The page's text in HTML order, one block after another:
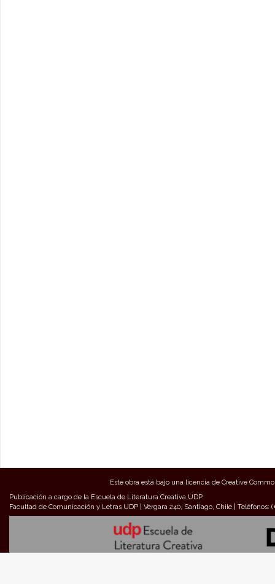
Este obra está bajo una licencia de Creative
Publicación a cargo de la Escuela de Literatura Creativa UDP
Facultad de Comunicación y Letras UDP | Vergara 240, Santiago, Chile | Teléfonos: